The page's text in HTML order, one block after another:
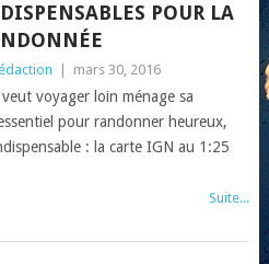
POUR LA
mars 30, 2016
voyager loin ménage sa
pour randonner heureux,
: la carte IGN au 1:25
Suite...